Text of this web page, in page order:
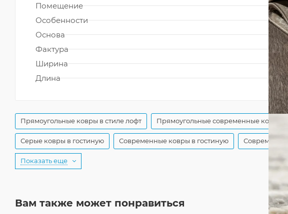
Помещение
Особенности
Основа
Фактура
Ширина
Длина
Прямоугольные ковры в стиле лофт Прямоугольные современные ковры
Серые ковры в гостиную Современные ковры в гостиную
Показать еще
Вам также может понравиться